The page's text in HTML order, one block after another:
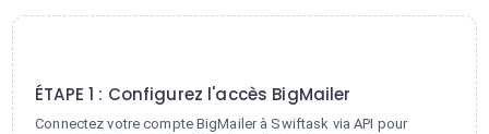
ÉTAPE 1 : Configurez l'accès BigMailer
Connectez votre compte BigMailer à Swiftask via API pour